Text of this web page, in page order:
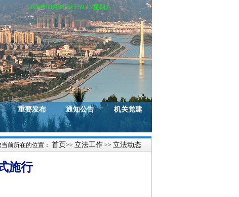
2026年08月08日15:59:43 星期六
重要发布 通知公告
机关党建
当前所在的位置： 首页>> 立法工作 >> 立法动态
施行